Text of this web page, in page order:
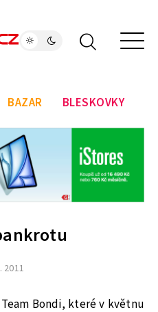
BAZAR BLESKOVKY
2011
Bondi, které v květnu